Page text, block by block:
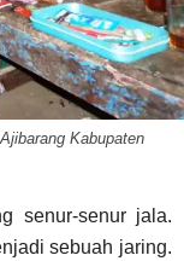
Kabupaten
senur-senur jala.
sebuah jaring.